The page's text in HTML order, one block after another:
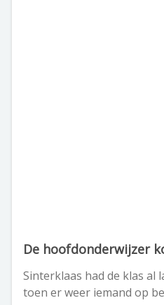
De hoofdonderwijzer
Sinterklaas had de klas al
toen er weer iemand op